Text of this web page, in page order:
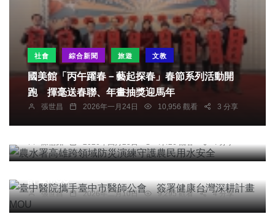
社會 綜合新聞 旅遊 文教
國美館「丙午躍春－藝起探春」春節系列活動開
跑 揮毫送春聯、年畫抽獎迎馬年
張世昌 2026年一月24日 10,956 觀看 3 分享
綜合新聞
農水署高雄跨領域防災演練守護農民用水安全
陳信銘 2026年四月23日 7,426 觀看 4 分享
社會 綜合新聞 健康
臺中醫院攜手臺中市醫師公會 簽署健康台灣深耕
張世昌 2026年二月10日 9,295 觀看 4 分享
社會 綜合新聞 健康